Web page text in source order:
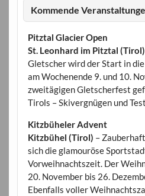
Kommende
Pitztal Glacier Open
St. Leonhard im Pitztal (Tirol)
Gletscher wird der Start in
am Wochenende 9. und 10.
zweitägigen Gletscherfest
Tirols – Skivergnügen und
Kitzbüheler Advent
Kitzbühel (Tirol) –
sich die glamouröse
Vorweihnachtszeit. Der
20. November bis 26.
Ebenfalls voller